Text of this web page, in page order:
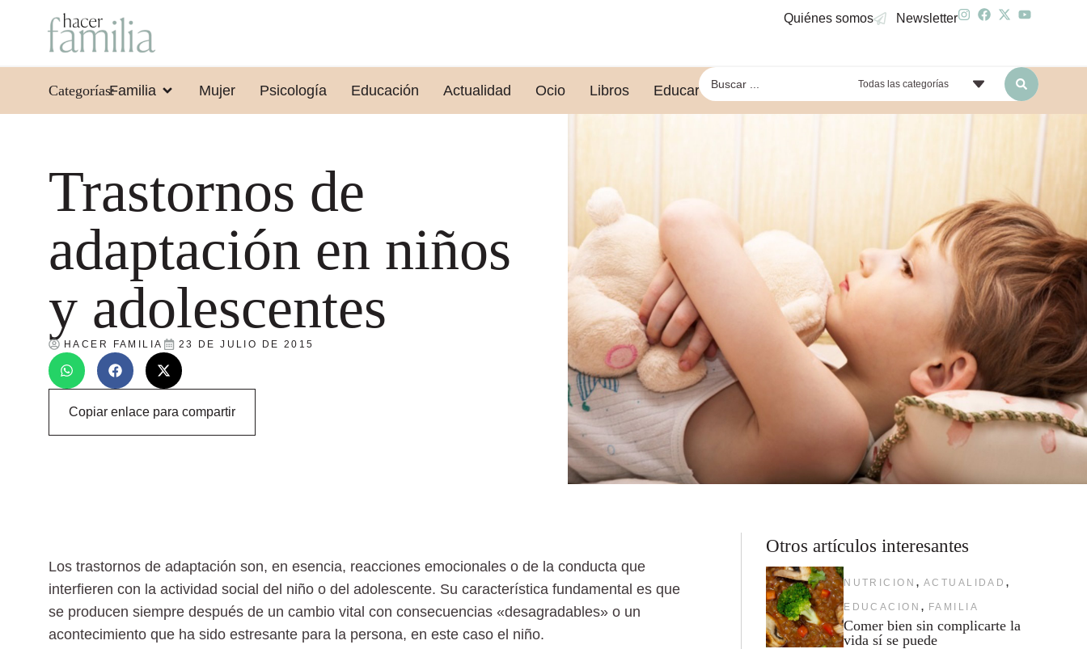
Quiénes somos Newsletter
Categorías:Familia Mujer Psicología Educación Actualidad Ocio Libros Educar leyendo Todas las categorías
Trastornos de
adaptación en niños
y adolescentes
HACER FAMILIA 23 DE JULIO DE 2015
Copiar enlace para compartir
Los trastornos de adaptación son, en esencia, reacciones emocionales o de la conducta que
interfieren con la actividad social del niño o del adolescente. Su característica fundamental es que
se producen siempre después de un cambio vital con consecuencias «desagradables» o un
acontecimiento que ha sido estresante para la persona, en este caso el niño.
Otros artículos interesantes
NUTRICION , ACTUALIDAD ,
EDUCACION , FAMILIA
Comer bien sin complicarte la
vida sí se puede